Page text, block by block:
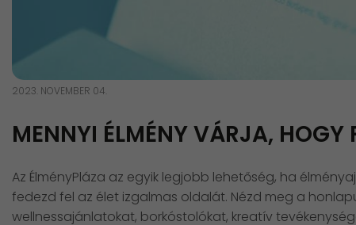
2023. NOVEMBER 04.
MENNYI ÉLMÉNY VÁRJA, HOGY
Az ÉlményPláza az egyik legjobb lehetőség, ha
fedezd fel az élet izgalmas oldalát. Nézd meg a
wellnessajánlatokat, borkóstolókat, kreatív